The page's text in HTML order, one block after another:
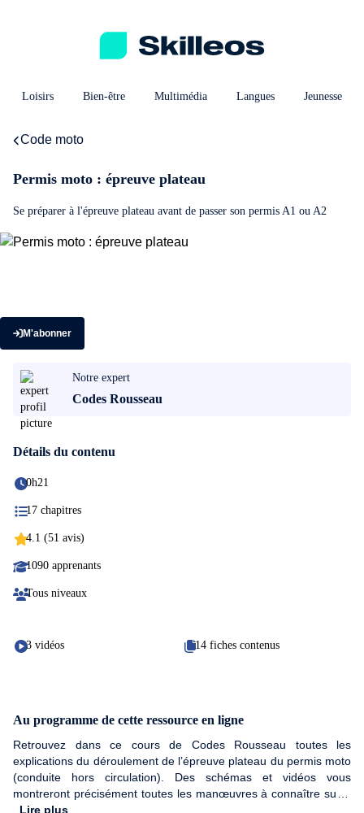
Loisirs Bien-être Multimédia Langues Jeunesse
Code moto
Permis moto : épreuve plateau
Se préparer à l'épreuve plateau avant de passer son permis A1 ou A2
M'abonner
Notre expert
Codes Rousseau
Détails du contenu
0h21
17 chapitres
4.1 (51 avis)
1090 apprenants
Tous niveaux
3 vidéos 14 fiches contenus
Au programme de cette ressource en ligne
Retrouvez dans ce cours de Codes Rousseau toutes les
explications du déroulement de l’épreuve plateau du permis moto
(conduite hors circulation). Des schémas et vidéos vous
montreront précisément toutes les manœuvres à connaître sur 2
parcours complets. Déplacement de la moto, gestion de l’allure,
Lire plus